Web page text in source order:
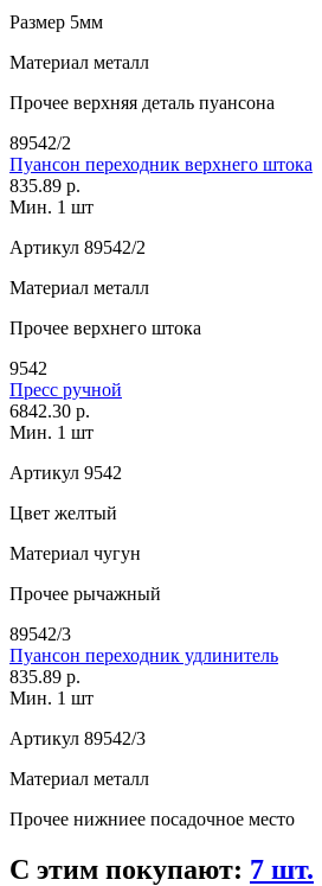
Размер 5мм
Материал металл
Прочее верхняя деталь пуансона
89542/2
Пуансон переходник верхнего штока
835.89 р.
Мин. 1 шт
Артикул 89542/2
Материал металл
Прочее верхнего штока
9542
Пресс ручной
6842.30 р.
Мин. 1 шт
Артикул 9542
Цвет желтый
Материал чугун
Прочее рычажный
89542/3
Пуансон переходник удлинитель
835.89 р.
Мин. 1 шт
Артикул 89542/3
Материал металл
Прочее нижниее посадочное место
С этим покупают: 7 шт.